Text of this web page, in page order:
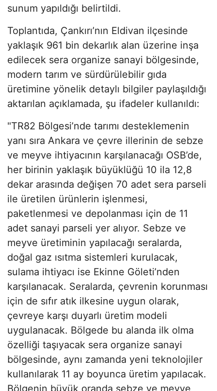
sunum yapıldığı belirtildi.
Toplantıda, Çankırı’nın Eldivan ilçesinde
yaklaşık 961 bin dekarlık alan üzerine inşa
edilecek sera organize sanayi bölgesinde,
modern tarım ve sürdürülebilir gıda
üretimine yönelik detaylı bilgiler paylaşıldığı
aktarılan açıklamada, şu ifadeler kullanıldı:
"TR82 Bölgesi’nde tarımı desteklemenin
yanı sıra Ankara ve çevre illerinin de sebze
ve meyve ihtiyacının karşılanacağı OSB’de,
her birinin yaklaşık büyüklüğü 10 ila 12,8
dekar arasında değişen 70 adet sera parseli
ile üretilen ürünlerin işlenmesi,
paketlenmesi ve depolanması için de 11
adet sanayi parseli yer alıyor. Sebze ve
meyve üretiminin yapılacağı seralarda,
doğal gaz ısıtma sistemleri kurulacak,
sulama ihtiyacı ise Ekinne Göleti’nden
karşılanacak. Seralarda, çevrenin korunması
için de sıfır atık ilkesine uygun olarak,
çevreye karşı duyarlı üretim modeli
uygulanacak. Bölgede bu alanda ilk olma
özelliği taşıyacak sera organize sanayi
bölgesinde, aynı zamanda yeni teknolojiler
kullanılarak 11 ay boyunca üretim yapılacak.
Bölgenin büyük oranda sebze ve meyve